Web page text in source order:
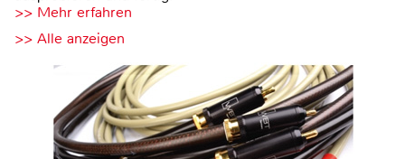
>> Mehr erfahren
>> Alle anzeigen